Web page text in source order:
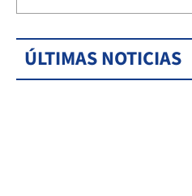
ÚLTIMAS NOTICIAS